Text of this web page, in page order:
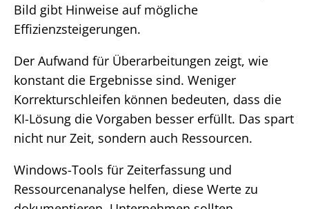
Bild gibt Hinweise auf mögliche
Effizienzsteigerungen.
Der Aufwand für Überarbeitungen zeigt, wie
konstant die Ergebnisse sind. Weniger
Korrekturschleifen können bedeuten, dass die
KI-Lösung die Vorgaben besser erfüllt. Das spart
nicht nur Zeit, sondern auch Ressourcen.
Windows-Tools für Zeiterfassung und
Ressourcenanalyse helfen, diese Werte zu